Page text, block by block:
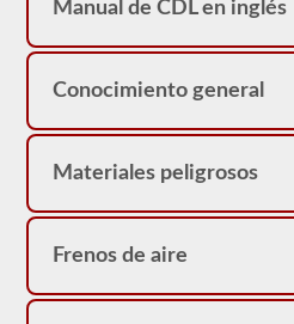
Manual de CDL en inglés
Conocimiento general
Materiales peligrosos
Frenos de aire